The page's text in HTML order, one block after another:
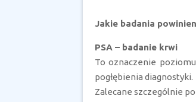
Jakie badania
PSA – badanie krwi
To oznaczenie
pogłębienia diagnostyki.
Zalecane szczególnie